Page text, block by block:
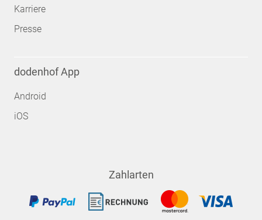
Karriere
Presse
dodenhof App
Android
iOS
Zahlarten